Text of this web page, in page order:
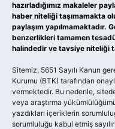
hazırladığımız makaleler
haber niteliği taşımamakta
paylaşım yapılmamaktadır.
benzerlikleri tamamen
halindedir ve tavsiye niteliği
Sitemiz, 5651 Sayılı Kanun
Kurumu (BTK) tarafından
vermektedir. Bu nedenle,
veya araştırma
yazdıkları içeriklerin
sorumluluğu kabul etmiş